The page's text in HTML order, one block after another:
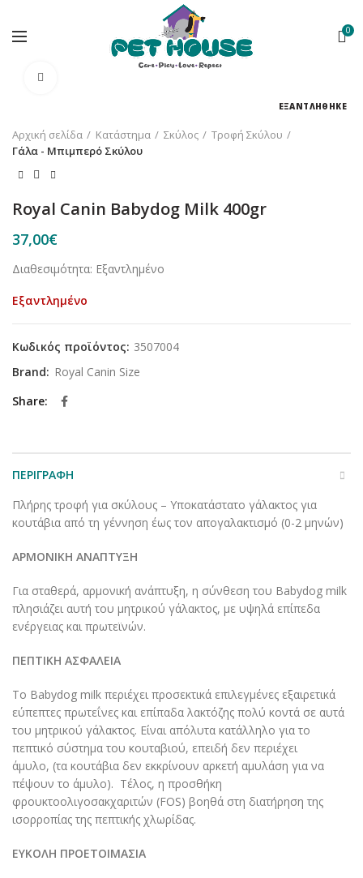
0
ΕΞΑΝΤΛΗΘΗΚΕ
Αρχική σελίδα Κατάστημα Σκύλος
Τροφή Σκύλου
Γάλα - Μπιμπερό Σκύλου
Royal Canin Babydog Milk 400gr
37,00€
Διαθεσιμότητα: Εξαντλημένο
Εξαντλημένο
Κωδικός προϊόντος: 3507004
Brand: Royal Canin Size
Share
ΠΕΡΙΓΡΑΦΉ
Πλήρης τροφή για σκύλους – Υποκατάστατο γάλακτος για
κουτάβια από τη γέννηση έως τον απογαλακτισμό (0-2 μηνών)
ΑΡΜΟΝΙΚΗ ΑΝΑΠΤΥΞΗ
Για σταθερά, αρμονική ανάπτυξη, η σύνθεση του Babydog milk
πλησιάζει αυτή του μητρικού γάλακτος, με υψηλά επίπεδα
ενέργειας και πρωτεϊνών.
ΠΕΠΤΙΚΗ ΑΣΦΑΛΕΙΑ
Το Babydog milk περιέχει προσεκτικά επιλεγμένες εξαιρετικά
εύπεπτες πρωτεΐνες και επίπαδα λακτόζης πολύ κοντά σε αυτά
του μητρικού γάλακτος. Είναι απόλυτα κατάλληλο για το
πεπτικό σύστημα του κουταβιού, επειδή δεν περιέχει
άμυλο, (τα κουτάβια δεν εκκρίνουν αρκετή αμυλάση για να
πέψουν το άμυλο). Τέλος, η προσθήκη
φρουκτοολιγοσακχαριτών (FOS) βοηθά στη διατήρηση της
ισορροπίας της πεπτικής χλωρίδας.
ΕΥΚΟΛΗ ΠΡΟΕΤΟΙΜΑΣΙΑ